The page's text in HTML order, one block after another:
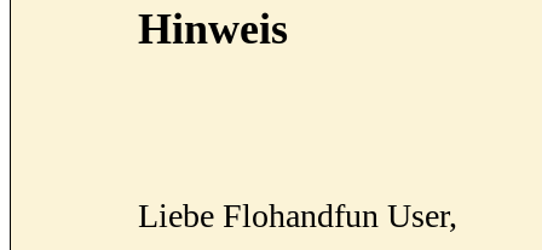
Hinweis
Liebe Flohandfun User,